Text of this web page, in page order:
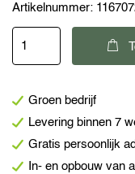
Artikelnummer:
meubelverbinders
gaats
bruin
aantal
Groen bedrijf
Levering binnen 7
Gratis persoonlijk
In- en opbouw van